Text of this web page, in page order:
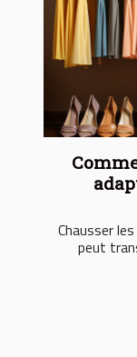
Chausser
peut